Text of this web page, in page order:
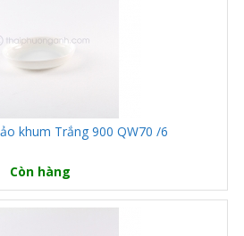
khum Trắng 900 QW70 /6
Còn hàng